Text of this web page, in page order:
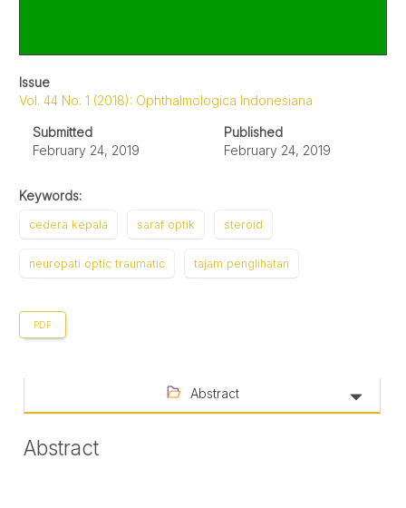
Issue
Vol. 44 No. 1 (2018): Ophthalmologica Indonesiana
Submitted
February 24, 2019
Published
February 24, 2019
Keywords:
cedera kepala saraf optik steroid
neuropati optic traumatic tajam penglihatan
PDF
Abstract
Abstract